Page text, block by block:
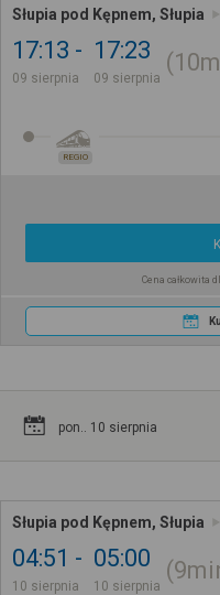
Słupia pod Kępnem, Słupia
17:13
09 sierpnia
17:23
09 sierpnia
REGIO
Cena całkowita
pon.. 10 sierpnia
Słupia pod Kępnem, Słupia
04:51
10 sierpnia
05:00
10 sierpnia